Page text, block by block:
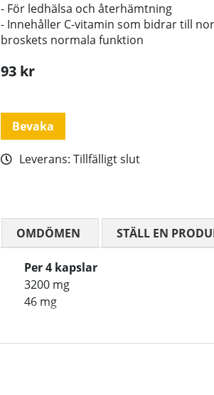
- För ledhälsa och återhämtning
- Innehåller C-vitamin som bidrar till
broskets normala funktion
93 kr
Bevaka
Leverans: Tillfälligt slut
Per 4 kapslar
3200 mg
46 mg
OMDÖMEN MEDELBETYG 0 AV 5
STÄLL EN